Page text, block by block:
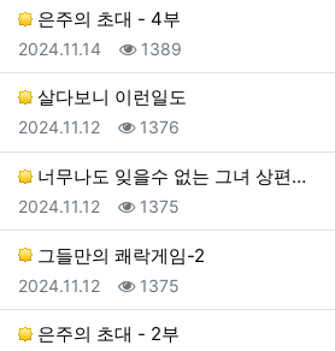
은주의 초대 - 4부
등록일
2024.11.14 조회
1389
살다보니 이런일도
등록일
2024.11.12 조회
1376
너무나도 잊을수 없는 그녀 상편…
등록일
2024.11.12 조회
1375
그들만의 쾌락게임-2
등록일
2024.11.12 조회
1375
은주의 초대 - 2부